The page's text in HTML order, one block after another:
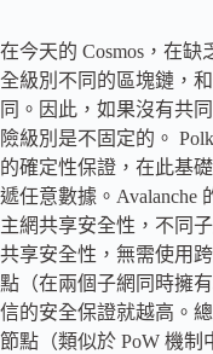
在今天的 Cosmos，在
全級別不同的區塊鏈，
同。因此，如果沒有共
險級別是不固定的。
的確定性保證，在此基
遞任意數據。Avalanche
主網共享安全性，不同
共享安全性，無需使用
點（在兩個子網同時擁
信的安全保證就越高。
節點（類似於 PoW 機